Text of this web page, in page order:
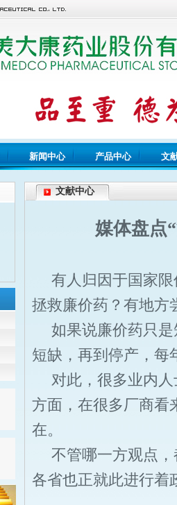
新闻中心 产品中心 文
文献中心
媒体盘点
有人归因于国家
拯救廉价药？有地方
如果说廉价药只
短缺，再到停产，每
对此，很多业内
方面，在很多厂商看
在。
不管哪一方观点
各省也正就此进行着